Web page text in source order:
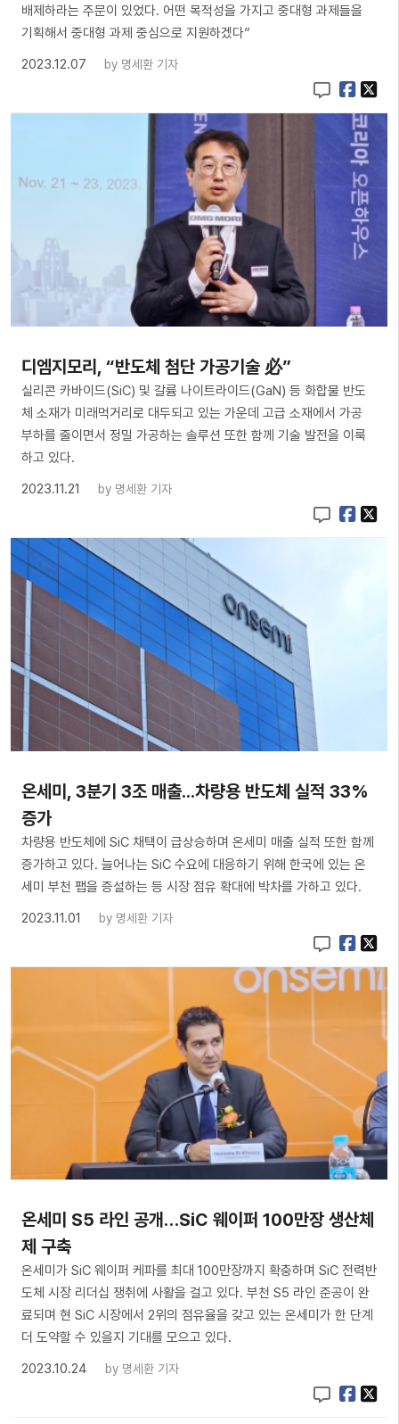
배제하라는 주문이 있었다. 어떤 목적성을 가지고 중대형 과제들을
기획해서 중대형 과제 중심으로 지원하겠다”
2023.12.07
by 명세환 기자
디엠지모리, “반도체 첨단 가공기술 必”
실리콘 카바이드(SiC) 및 갈륨 나이트라이드(GaN) 등 화합물 반도
체 소재가 미래먹거리로 대두되고 있는 가운데 고급 소재에서 가공
부하를 줄이면서 정밀 가공하는 솔루션 또한 함께 기술 발전을 이룩
하고 있다.
2023.11.21
by 명세환 기자
온세미, 3분기 3조 매출...차량용 반도체 실적 33%
증가
차량용 반도체에 SiC 채택이 급상승하며 온세미 매출 실적 또한 함께
증가하고 있다. 늘어나는 SiC 수요에 대응하기 위해 한국에 있는 온
세미 부천 팹을 증설하는 등 시장 점유 확대에 박차를 가하고 있다.
2023.11.01
by 명세환 기자
온세미 S5 라인 공개…SiC 웨이퍼 100만장 생산체
제 구축
온세미가 SiC 웨이퍼 케파를 최대 100만장까지 확충하며 SiC 전력반
도체 시장 리더십 쟁취에 사활을 걸고 있다. 부천 S5 라인 준공이 완
료되며 현 SiC 시장에서 2위의 점유율을 갖고 있는 온세미가 한 단계
더 도약할 수 있을지 기대를 모으고 있다.
2023.10.24
by 명세환 기자